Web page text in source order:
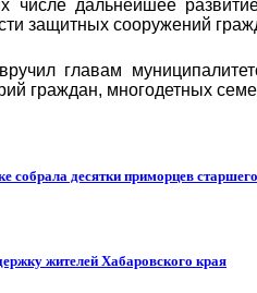
дальнейшее
защитных сооружений
главам
граждан, многодетных
собрала десятки приморцев
жителей Хабаровского края